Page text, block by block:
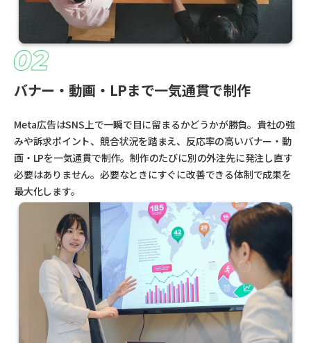
バナー・動画・LPまで一気通貫で制作
Meta広告はSNS上で一瞬で目に留まるかどうかが勝負。貴社の強
みや訴求ポイント、競合状況を踏まえ、反応率の高いバナー・動
画・LPを一気通貫で制作。制作のたびに別の外注先に発注し直す
必要はありません。必要なときにすぐに改善できる体制で成果を
最大化します。